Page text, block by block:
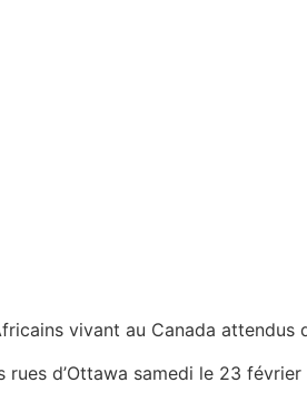
vivant au Canada attendus
d’Ottawa samedi le 23 février